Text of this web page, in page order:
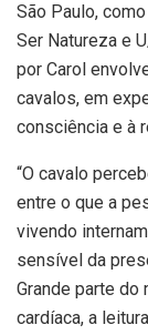
São Paulo,
Ser Natureza e
por Carol
cavalos, em
consciência e à
“O cavalo
entre o que a
vivendo
sensível da
Grande parte do
cardíaca, a